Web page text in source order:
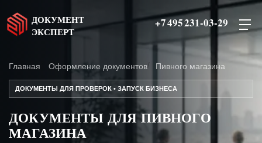
ДОКУМЕНТ
ЭКСПЕРТ
+7 495 231-03-29
Главная Оформление документов Пивного магазина
ДОКУМЕНТЫ ДЛЯ ПРОВЕРОК • ЗАПУСК БИЗНЕСА
ДОКУМЕНТЫ ДЛЯ ПИВНОГО
МАГАЗИНА